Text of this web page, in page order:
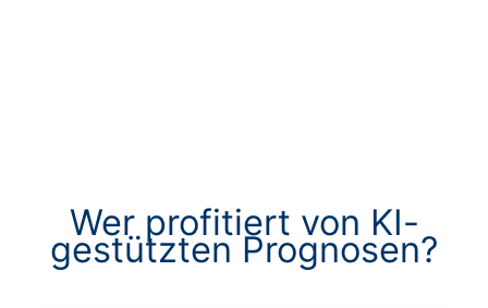
Wer profitiert von KI-
gestützten Prognosen?